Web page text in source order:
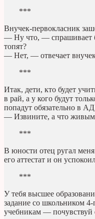
***
Внучек-первокласник
— Ну что, — спрашивает
топят?
— Нет, — отвечает
***
Итак, дети, кто будет
в рай, а у кого будут
попадут обязательно в
— Извините, а что живым
***
В юности отец ругал
его аттестат и он
***
У тебя высшее
задание со школьником
учебникам — почувствуй